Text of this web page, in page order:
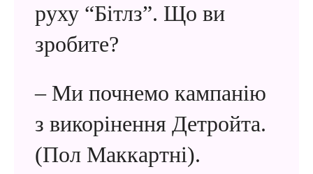
руху “Бітлз”. Що ви
зробите?
– Ми почнемо кампанію
з викорінення Детройта.
(Пол Маккартні).